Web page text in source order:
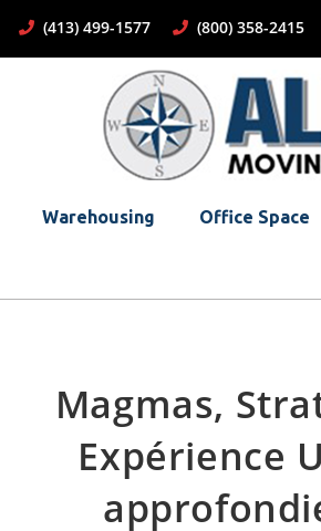
(413) 499-1577 (800) 358-2415
Warehousing Office Space
Magmas,
Expérience